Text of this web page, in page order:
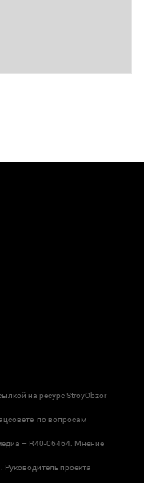
на ресурс StroyObzor
по вопросам
– R40-06464. Мнение
Руководитель проекта